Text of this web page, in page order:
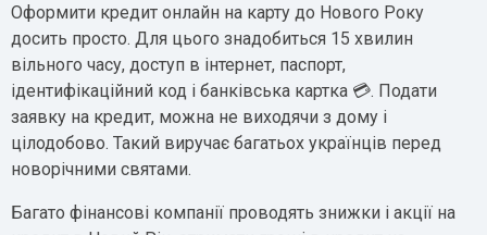
Оформити кредит онлайн на карту до Нового Року
досить просто. Для цього знадобиться 15 хвилин
вільного часу, доступ в інтернет, паспорт,
ідентифікаційний код і банківська картка 💳. Подати
заявку на кредит, можна не виходячи з дому і
цілодобово. Такий виручає багатьох українців перед
новорічними святами.
Багато фінансові компанії проводять знижки і акції на